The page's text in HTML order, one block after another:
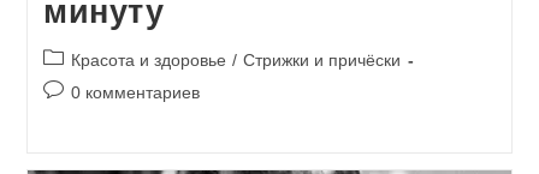
минуту
Рубрика
записи:
Красота и здоровье / Стрижки и причёски
Комментарии
0 комментариев